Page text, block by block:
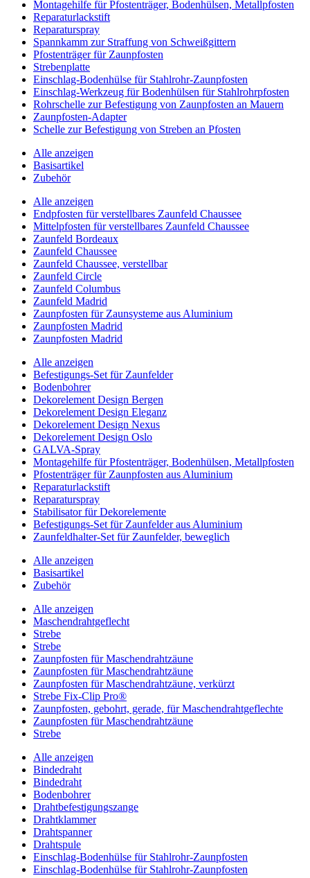
Montagehilfe für Pfostenträger, Bodenhülsen, Metallpfosten
Reparaturlackstift
Reparaturspray
Spannkamm zur Straffung von Schweißgittern
Pfostenträger für Zaunpfosten
Strebenplatte
Einschlag-Bodenhülse für Stahlrohr-Zaunpfosten
Einschlag-Werkzeug für Bodenhülsen für Stahlrohrpfosten
Rohrschelle zur Befestigung von Zaunpfosten an Mauern
Zaunpfosten-Adapter
Schelle zur Befestigung von Streben an Pfosten
Alle anzeigen
Basisartikel
Zubehör
Alle anzeigen
Endpfosten für verstellbares Zaunfeld Chaussee
Mittelpfosten für verstellbares Zaunfeld Chaussee
Zaunfeld Bordeaux
Zaunfeld Chaussee
Zaunfeld Chaussee, verstellbar
Zaunfeld Circle
Zaunfeld Columbus
Zaunfeld Madrid
Zaunpfosten für Zaunsysteme aus Aluminium
Zaunpfosten Madrid
Zaunpfosten Madrid
Alle anzeigen
Befestigungs-Set für Zaunfelder
Bodenbohrer
Dekorelement Design Bergen
Dekorelement Design Eleganz
Dekorelement Design Nexus
Dekorelement Design Oslo
GALVA-Spray
Montagehilfe für Pfostenträger, Bodenhülsen, Metallpfosten
Pfostenträger für Zaunpfosten aus Aluminium
Reparaturlackstift
Reparaturspray
Stabilisator für Dekorelemente
Befestigungs-Set für Zaunfelder aus Aluminium
Zaunfeldhalter-Set für Zaunfelder, beweglich
Alle anzeigen
Basisartikel
Zubehör
Alle anzeigen
Maschendrahtgeflecht
Strebe
Strebe
Zaunpfosten für Maschendrahtzäune
Zaunpfosten für Maschendrahtzäune
Zaunpfosten für Maschendrahtzäune, verkürzt
Strebe Fix-Clip Pro®
Zaunpfosten, gebohrt, gerade, für Maschendrahtgeflechte
Zaunpfosten für Maschendrahtzäune
Strebe
Alle anzeigen
Bindedraht
Bindedraht
Bodenbohrer
Drahtbefestigungszange
Drahtklammer
Drahtspanner
Drahtspule
Einschlag-Bodenhülse für Stahlrohr-Zaunpfosten
Einschlag-Bodenhülse für Stahlrohr-Zaunpfosten